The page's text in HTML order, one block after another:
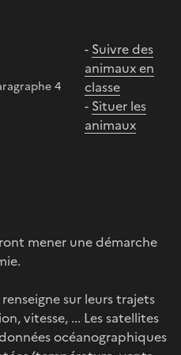
4
- Suivre des
animaux en
classe
- Situer les
animaux
mener une démarche
sur leurs trajets
vitesse, ... Les satellites
océanographiques